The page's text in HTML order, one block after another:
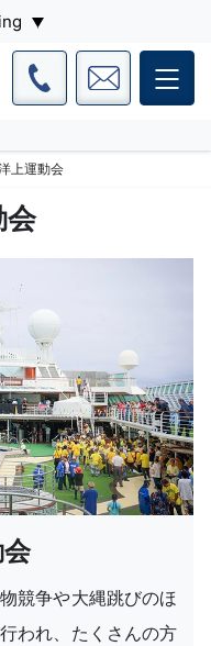
上運動会
会
競争や大縄跳びのほ
われ、たくさんの方